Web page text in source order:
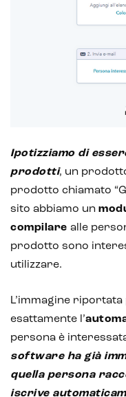
Ipotizziamo di
prodotti, un
prodotto chiamato
sito abbiamo un
compilare alle
prodotto sono
utilizzare.
L’immagine
esattamente l’
persona è
software ha già
quella persona
iscrive